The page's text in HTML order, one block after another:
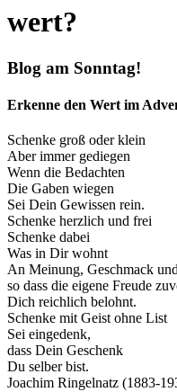
wert?
Blog am Sonntag!
Erkenne den Wert im
Schenke groß oder klein
Aber immer gediegen
Wenn die Bedachten
Die Gaben wiegen
Sei Dein Gewissen rein.
Schenke herzlich und frei
Schenke dabei
Was in Dir wohnt
An Meinung, Geschmack
so dass die eigene Freude
Dich reichlich belohnt.
Schenke mit Geist ohne List
Sei eingedenk,
dass Dein Geschenk
Du selber bist.
Joachim Ringelnatz (1883-